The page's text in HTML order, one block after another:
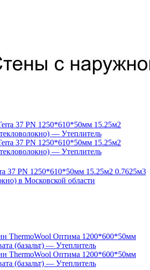
37 PN 1250*610*50мм 15.25м2 0.7625м3
в Московской области